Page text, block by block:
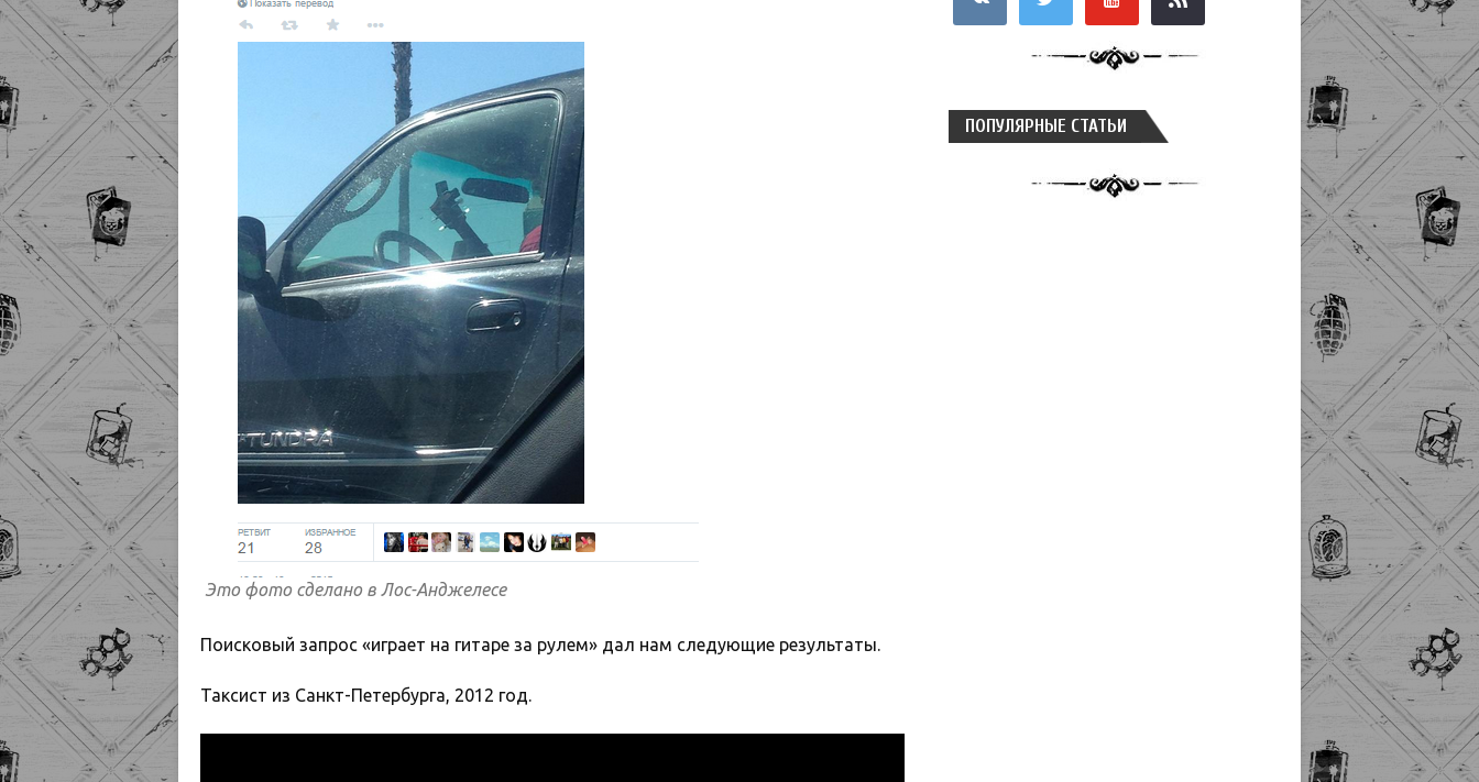
Это фото сделано в Лос-Анджелесе
Поисковый запрос «играет на гитаре за рулем» дал нам следующие результаты.
Таксист из Санкт-Петербурга, 2012 год.
ПОПУЛЯРНЫЕ СТАТЬИ